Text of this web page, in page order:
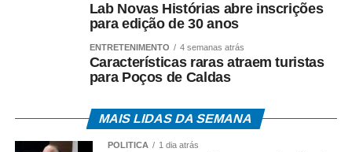
Lab Novas Histórias abre inscrições
para edição de 30 anos
ENTRETENIMENTO 4 semanas atrás
Características raras atraem turistas
para Poços de Caldas
MAIS LIDAS DA SEMANA
POLÍTICA 1 dia atrás